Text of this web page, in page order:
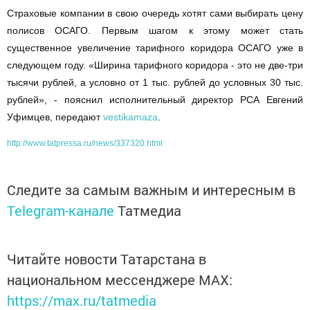
Страховые компании в свою очередь хотят сами выбирать цену
полисов ОСАГО. Первым шагом к этому может стать
существенное увеличение тарифного коридора ОСАГО уже в
следующем году. «Ширина тарифного коридора - это не две-три
тысячи рублей, а условно от 1 тыс. рублей до условных 30 тыс.
рублей», - пояснил исполнительный директор РСА Евгений
Уфимцев, передаютvestikamaza.
http://www.tatpressa.ru/news/337320.html
Следите за самым важным и интересным в
Telegram-канале Татмедиа
Читайте новости Татарстана в
национальном мессенджере MАХ:
https://max.ru/tatmedia